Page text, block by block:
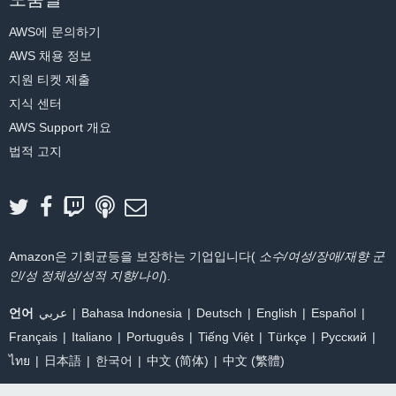
AWS에 문의하기
AWS 채용 정보
지원 티켓 제출
지식 센터
AWS Support 개요
법적 고지
Amazon은 기회균등을 보장하는 기업입니다( 소수/여성/장애/재향 군
인/성 정체성/성적 지향/나이).
언어 عربي Bahasa Indonesia Deutsch English
Español
Français
Italiano Português Tiếng Việt Türkçe
Ρусский
ไทย
日本語 한국어 中文 (简体) 中文 (繁體)